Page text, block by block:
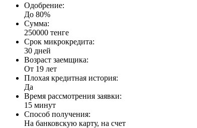
Одобрение:
До 80%
Сумма:
250000 тенге
Срок микрокредита:
30 дней
Возраст заемщика:
От 19 лет
Плохая кредитная история:
Да
Время рассмотрения заявки:
15 минут
Способ получения:
На банковскую карту, на счет